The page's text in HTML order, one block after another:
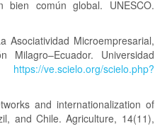
bien común global. UNESCO.
Asociatividad Microempresarial,
Milagro–Ecuador. Universidad
https://ve.scielo.org/scielo.php?
and internationalization of
and Chile. Agriculture, 14(11),